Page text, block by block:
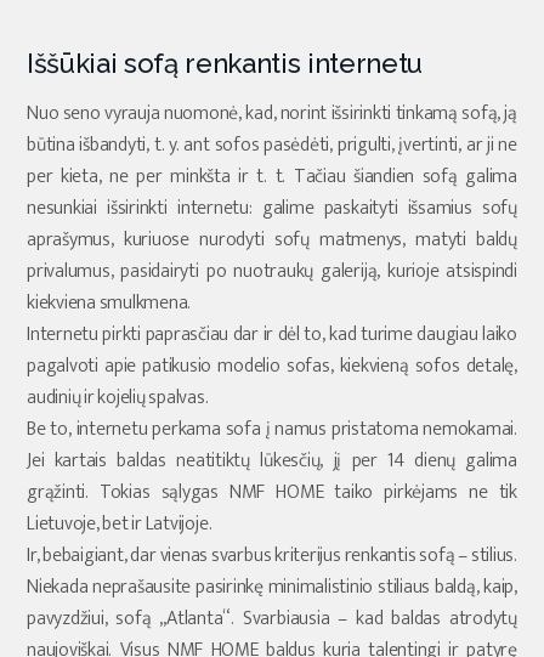
Iššūkiai sofą renkantis internetu
Nuo seno vyrauja nuomonė, kad, norint išsirinkti tinkamą sofą, ją
būtina išbandyti, t. y. ant sofos pasėdėti, prigulti, įvertinti, ar ji ne
per kieta, ne per minkšta ir t. t. Tačiau šiandien sofą galima
nesunkiai išsirinkti internetu: galime paskaityti išsamius sofų
aprašymus, kuriuose nurodyti sofų matmenys, matyti baldų
privalumus, pasidairyti po nuotraukų galeriją, kurioje atsispindi
kiekviena smulkmena.
Internetu pirkti paprasčiau dar ir dėl to, kad turime daugiau laiko
pagalvoti apie patikusio modelio sofas, kiekvieną sofos detalę,
audinių ir kojelių spalvas.
Be to, internetu perkama sofa į namus pristatoma nemokamai.
Jei kartais baldas neatitiktų lūkesčių, jį per 14 dienų galima
grąžinti. Tokias sąlygas NMF HOME taiko pirkėjams ne tik
Lietuvoje, bet ir Latvijoje.
Ir, bebaigiant, dar vienas svarbus kriterijus renkantis sofą – stilius.
Niekada neprašausite pasirinkę minimalistinio stiliaus baldą, kaip,
pavyzdžiui, sofą „Atlanta“. Svarbiausia – kad baldas atrodytų
naujoviškai. Visus NMF HOME baldus kuria talentingi ir patyrę